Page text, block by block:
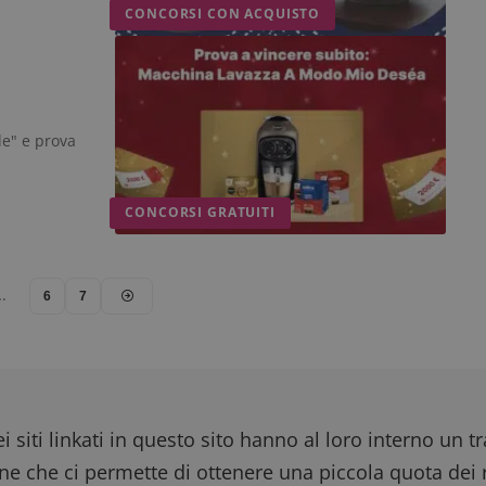
CONCORSI CON ACQUISTO
CONCORSI GRATUITI
e prova
6 7
siti linkati in questo sito hanno al loro interno un
che ci permette di ottenere una piccola quota dei